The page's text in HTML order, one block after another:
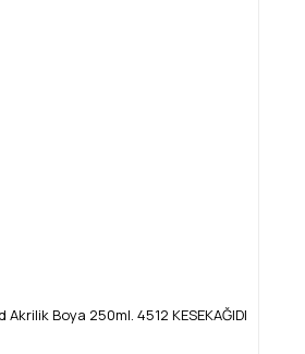
Boya 250ml. 4512 KESEKAĞIDI